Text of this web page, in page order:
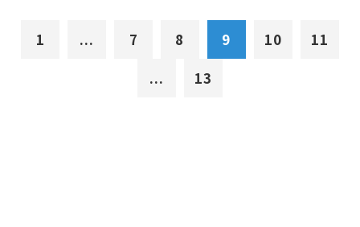
1 ... 7 8 9 10
11
...
13